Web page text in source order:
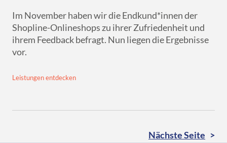
Im November haben wir die Endkund*innen der
Shopline-Onlineshops zu ihrer Zufriedenheit und
ihrem Feedback befragt. Nun liegen die Ergebnisse
vor.
Leistungen entdecken
Nächste Seite